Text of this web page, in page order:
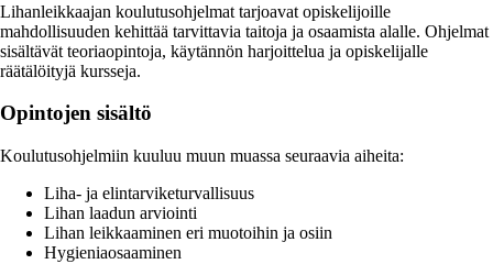
Lihanleikkaajan koulutusohjelmat tarjoavat opiskelijoille
mahdollisuuden kehittää tarvittavia taitoja ja osaamista alalle. Ohjelmat
sisältävät teoriaopintoja, käytännön harjoittelua ja opiskelijalle
räätälöityjä kursseja.
Opintojen sisältö
Koulutusohjelmiin kuuluu muun muassa seuraavia aiheita:
Liha- ja elintarviketurvallisuus
Lihan laadun arviointi
Lihan leikkaaminen eri muotoihin ja osiin
Hygieniaosaaminen